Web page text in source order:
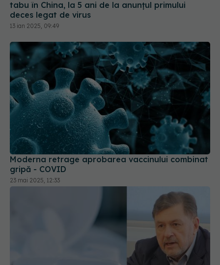
13 ian 2025, 09:49
Moderna retrage aprobarea vaccinului combinat
gripă - COVID
23 mai 2025, 12:33